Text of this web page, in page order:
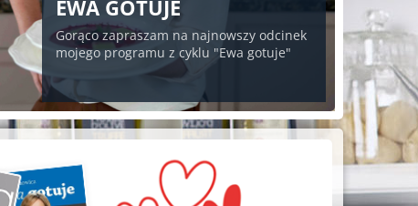
EWA GOTUJE
Gorąco zapraszam na najnowszy odcinek
mojego programu z cyklu "Ewa gotuje"